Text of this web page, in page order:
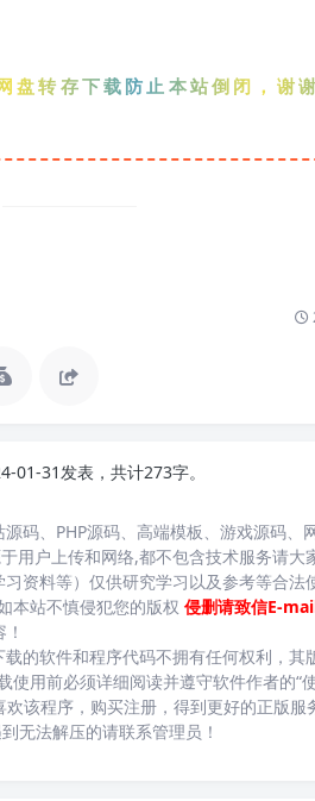
存下载防止本站倒闭，谢谢！！
01-31发表，共计273字。
码、PHP源码、高端模板、游戏源码、网
用户上传和网络,都不包含技术服务请大
资料等）仅供研究学习以及参考等合法
本站不慎侵犯您的版权 侵删请致信E-
的软件和程序代码不拥有任何权利，其
用前必须详细阅读并遵守软件作者的“
该程序，购买注册，得到更好的正版服
无法解压的请联系管理员！